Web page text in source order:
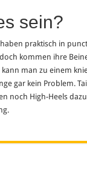
sein?
praktisch in
kommen ihre
man zu einem
gar kein Problem.
noch High-Heels